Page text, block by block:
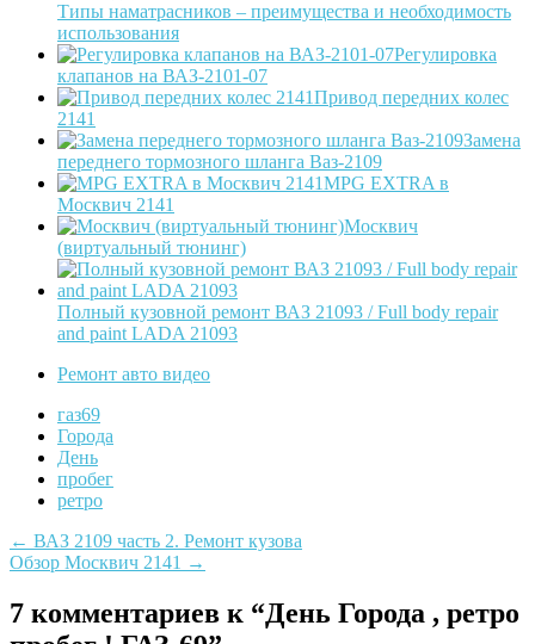
Типы наматрасников – преимущества и необходимость
использования
Регулировка
клапанов на ВАЗ-2101-07
Привод передних колес
2141
Замена
переднего тормозного шланга Ваз-2109
MPG EXTRA в
Москвич 2141
Москвич
(виртуальный тюнинг)
Полный кузовной ремонт ВАЗ 21093 / Full body repair
and paint LADA 21093
Ремонт авто видео
газ69
Города
День
пробег
ретро
Post
navigation
← ВАЗ 2109 часть 2. Ремонт кузова
Обзор Москвич 2141 →
7 комментариев к “День Города , ретро